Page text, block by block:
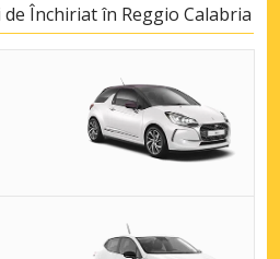
Închiriat în Reggio Calabria